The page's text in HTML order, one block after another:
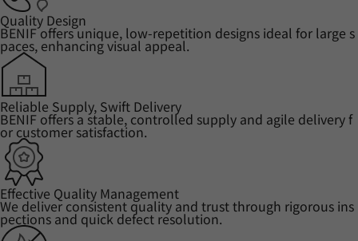
Quality Design
BENIF offers unique, low-repetition designs ideal for large s
paces, enhancing visual appeal.
Reliable Supply, Swift Delivery
BENIF offers a stable, controlled supply and agile delivery f
or customer satisfaction.
Effective Quality Management
We deliver consistent quality and trust through rigorous ins
pections and quick defect resolution.